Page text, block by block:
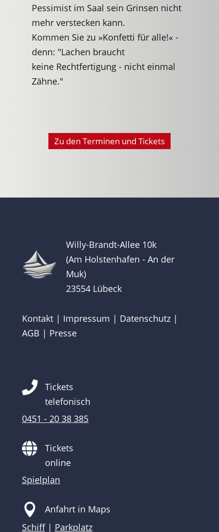
Pessimist im Saal sein Grinsen nicht
mehr verstecken kann.
Kommen Sie zu »Konfetti für alle!« -
denn: "Lachen braucht
keine Rechtfertigung - nicht einmal
Zähne."
Zu den Terminen und Tickets
Willy-Brandt-Allee 10k
(Am Holstenhafen - An der
Muk)
23554 Lübeck
Kontakt| Impressum | Datenschutz|
AGB | Presse

Tickets
telefonisch
0451 - 20 38 385

Tickets
online
Spielplan

Anfahrt in Maps
Schiff| Parkplatz